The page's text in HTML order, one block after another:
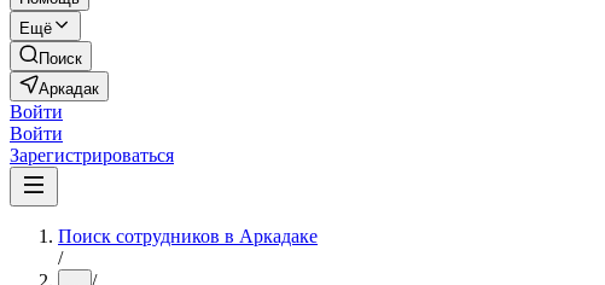
Ещё
Поиск
Аркадак
Войти
Войти
Зарегистрироваться
Поиск сотрудников в Аркадаке
/
/